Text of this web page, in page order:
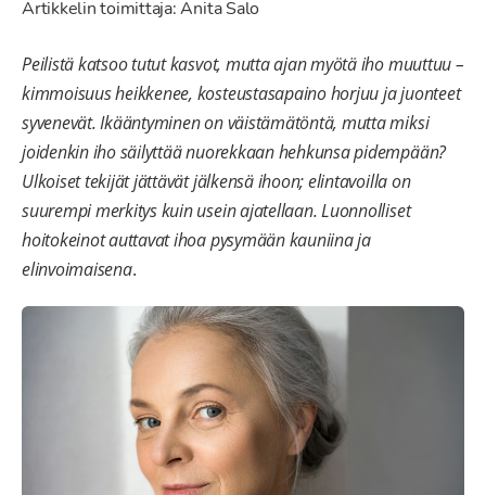
Artikkelin toimittaja: Anita Salo
Peilistä katsoo tutut kasvot, mutta ajan myötä iho muuttuu –
kimmoisuus heikkenee, kosteustasapaino horjuu ja juonteet
syvenevät. Ikääntyminen on väistämätöntä, mutta miksi
joidenkin iho säilyttää nuorekkaan hehkunsa pidempään?
Ulkoiset tekijät jättävät jälkensä ihoon; elintavoilla on
suurempi merkitys kuin usein ajatellaan. Luonnolliset
hoitokeinot auttavat ihoa pysymään kauniina ja
elinvoimaisena.